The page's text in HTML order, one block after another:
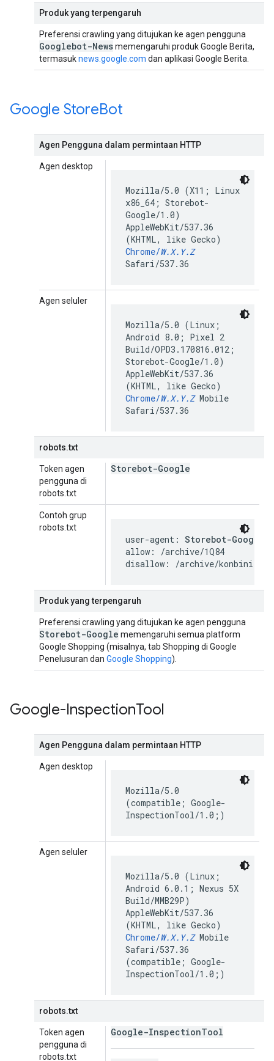
Produk yang terpengaruh
Preferensi crawling yang ditujukan ke agen pengguna
Googlebot-Newsmemengaruhi produk Google Berita,
termasuknews.google.com dan aplikasi Google Berita.
Google StoreBot
Agen Pengguna dalam permintaan HTTP
Agen desktop
Mozilla/5.0 (X11; Linux
x86_64; Storebot-
Google/1.0)
AppleWebKit/537.36
(KHTML, like Gecko)
Chrome/W.X.Y.Z
Safari/537.36
Agen seluler
Mozilla/5.0 (Linux;
Android 8.0; Pixel 2
Build/OPD3.170816.012;
Storebot-Google/1.0)
AppleWebKit/537.36
(KHTML, like Gecko)
Chrome/W.X.Y.ZMobile
Safari/537.36
robots.txt
Token agen
pengguna di
robots.txt
Storebot-Google
Contoh grup
robots.txt
user-agent: Storebot-Google
allow: /archive/1Q84
disallow: /archive/konbini
Produk yang terpengaruh
Preferensi crawling yang ditujukan ke agen pengguna
Storebot-Google memengaruhi semua platform
Google Shopping (misalnya, tab Shopping di Google
Penelusuran dan Google Shopping).
Google-InspectionTool
Agen Pengguna dalam permintaan HTTP
Agen desktop
Mozilla/5.0
(compatible; Google-
InspectionTool/1.0;)
Agen seluler
Mozilla/5.0 (Linux;
Android 6.0.1; Nexus 5X
Build/MMB29P)
AppleWebKit/537.36
(KHTML, like Gecko)
Chrome/W.X.Y.ZMobile
Safari/537.36
(compatible; Google-
InspectionTool/1.0;)
robots.txt
Token agen
pengguna di
robots.txt
Google-InspectionTool